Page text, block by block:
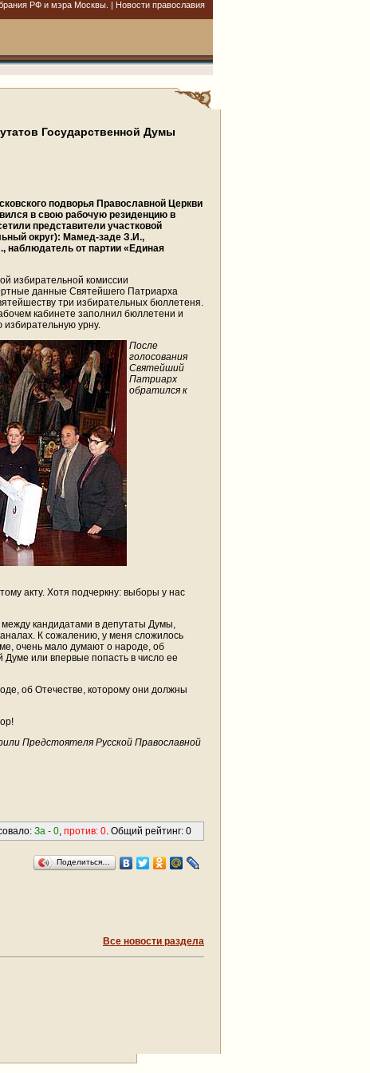
РФ и мэра Москвы. | Новости православия
Государственной Думы
подворья Православной Церкви
в свою рабочую резиденцию в
представители участковой
округ): Мамед-заде З.И.,
наблюдатель от партии «Единая
избирательной комиссии
данные Святейшего Патриарха
три избирательных бюллетеня.
кабинете заполнил бюллетени и
урну.
После
голосования
Святейший
Патриарх
обратился к
акту. Хотя подчеркну: выборы у нас
кандидатами в депутаты Думы,
К сожалению, у меня сложилось
очень мало думают о народе, об
или впервые попасть в число ее
об Отечестве, которому они должны
Предстоятеля Русской Православной
За - 0 против: 0 . Общий рейтинг: 0
Поделиться…
Все новости раздела